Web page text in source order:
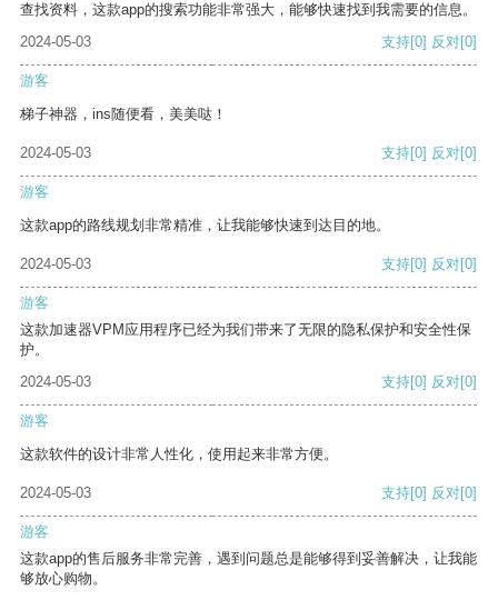
查找资料，这款app的搜索功能非常强大，能够快速找到我需要的信息。
2024-05-03
支持[0] 反对[0]
游客
梯子神器，ins随便看，美美哒！
2024-05-03 支持[0] 反对[0]
游客
这款app的路线规划非常精准，让我能够快速到达目的地。
2024-05-03 支持[0] 反对[0]
游客
这款加速器VPM应用程序已经为我们带来了无限的隐私保护和安全性保
护。
2024-05-03
支持[0] 反对[0]
游客
这款软件的设计非常人性化，使用起来非常方便。
2024-05-03 支持[0] 反对[0]
游客
这款app的售后服务非常完善，遇到问题总是能够得到妥善解决，让我能
够放心购物。